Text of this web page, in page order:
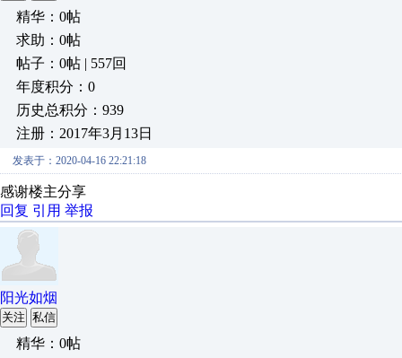
精华：0帖
求助：0帖
帖子：0帖 | 557回
年度积分：0
历史总积分：939
注册：2017年3月13日
发表于：2020-04-16 22:21:18
感谢楼主分享
回复 引用 举报
阳光如烟
关注 私信
精华：0帖